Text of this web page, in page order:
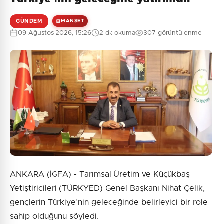
GÜNDEM MANŞET
09 Ağustos 2026, 15:26 2 dk okuma 307 görüntülenme
ANKARA (İGFA) - Tarımsal Üretim ve Küçükbaş
Yetiştiricileri (TÜRKYED) Genel Başkanı Nihat Çelik,
gençlerin Türkiye’nin geleceğinde belirleyici bir role
sahip olduğunu söyledi.